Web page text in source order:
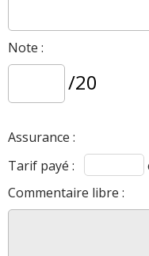
Note :
/20
Assurance :
Tarif payé :
Commentaire libre :